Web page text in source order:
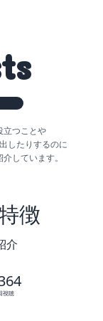
立つことや
したりするのに
しています。
徴
介
視聴